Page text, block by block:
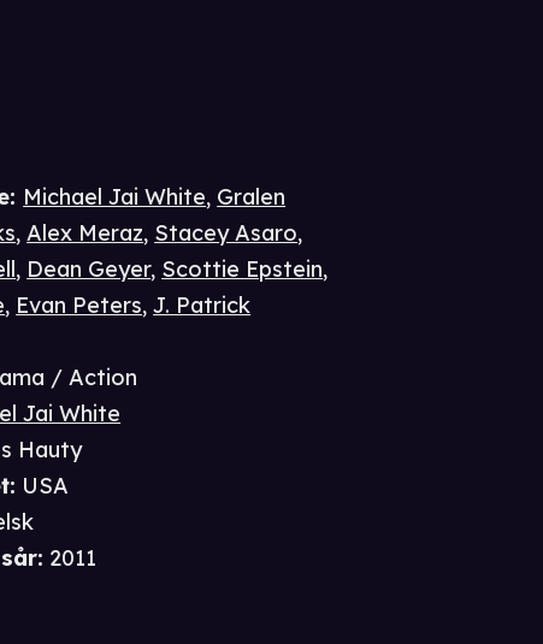
: Michael Jai White, Gralen
,Alex Meraz, Stacey Asaro,
, Dean Geyer, Scottie Epstein,
, Evan Peters,J. Patrick
/ Action
Jai White
Hauty
: USA
: 2011